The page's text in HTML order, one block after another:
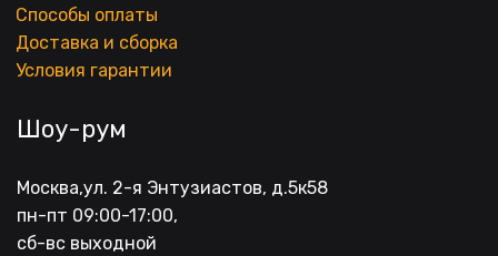
Способы оплаты
Доставка и сборка
Условия гарантии
Шоу-рум
Москва,ул. 2-я Энтузиастов, д.5к58
пн-пт 09:00-17:00,
сб-вс выходной